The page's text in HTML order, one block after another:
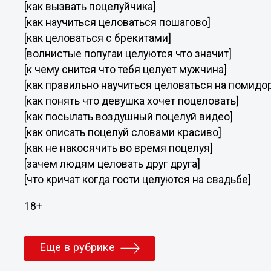
[как вызвать поцелуйчика]
[как научиться целоваться пошагово]
[как целоваться с брекитами]
[волнистые попугаи целуются что значит]
[к чему снится что тебя целует мужчина]
[как правильно научиться целоваться на
[как понять что девушка хочет поцеловать]
[как посылать воздушный поцелуй видео]
[как описать поцелуй словами красиво]
[как не накосячить во время поцелуя]
[зачем людям целовать друг друга]
[что кричат когда гости целуются на свадьбе]
18+
Еще в рубрике